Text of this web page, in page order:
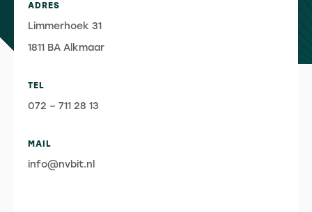
ADRES
Limmerhoek 31
1811 BA Alkmaar
TEL
072 – 711 28 13
MAIL
info@nvbit.nl